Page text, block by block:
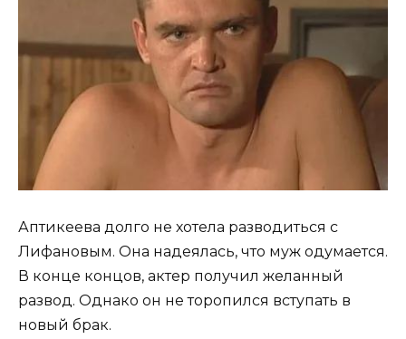
Аптикеева долго не хотела разводиться с
Лифановым. Она надеялась, что муж одумается.
В конце концов, актер получил желанный
развод. Однако он не торопился вступать в
новый брак.